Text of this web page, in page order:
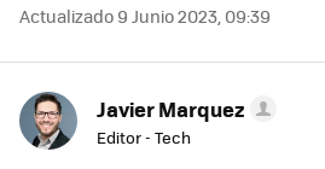
Actualizado 9 Junio 2023, 09:39
Javier Marquez
Editor - Tech